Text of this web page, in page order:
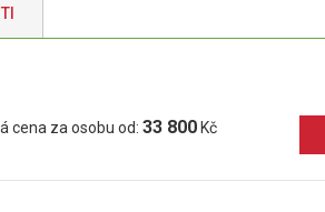
cena za osobu od: 33 800Kč